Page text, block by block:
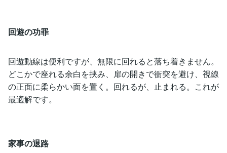
回遊の功罪
回遊動線は便利ですが、無限に回れると落ち着きません。
どこかで座れる余白を挟み、扉の開きで衝突を避け、視線
の正面に柔らかい面を置く。回れるが、止まれる。これが
最適解です。
家事の退路